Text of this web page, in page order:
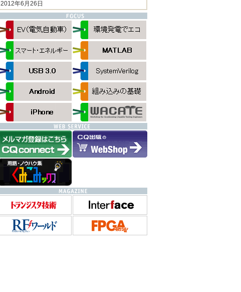
2012年6月26日